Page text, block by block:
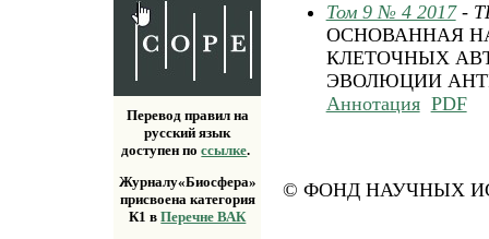
Перевод правил на
русский язык
доступен поссылке.
Журналу«Биосфера»
присвоена категория
К1 вПеречне ВАК
Том 9 № 4 2017-
ОСНОВАННАЯ
КЛЕТОЧНЫХ
ЭВОЛЮЦИИ
Аннотация PDF
© ФОНД НАУЧНЫХ